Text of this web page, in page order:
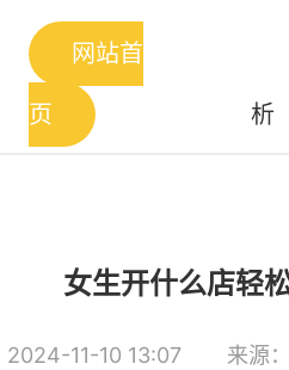
网站首
页 析
女生开什么店轻
2024-11-10 13:07 来源